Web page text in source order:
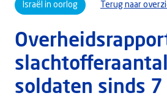
Actief
Ontdek
Steun Israël
Israël in oorlog Terug naar
soldaten sinds